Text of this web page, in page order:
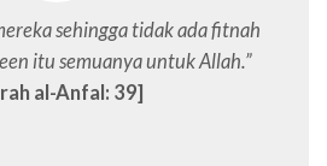
sehingga tidak ada fitnah
itu semuanya untuk Allah.”
al-Anfal: 39]